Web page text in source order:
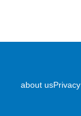
about us